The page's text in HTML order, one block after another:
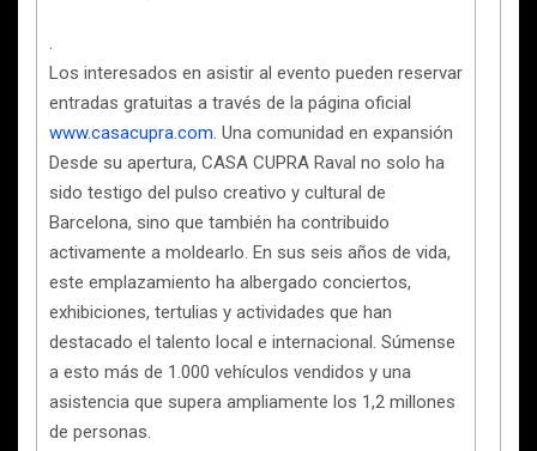
.
Los interesados en asistir al evento pueden reservar
entradas gratuitas a través de la página oficial
www.casacupra.com. Una comunidad en expansión
Desde su apertura, CASA CUPRA Raval no solo ha
sido testigo del pulso creativo y cultural de
Barcelona, sino que también ha contribuido
activamente a moldearlo. En sus seis años de vida,
este emplazamiento ha albergado conciertos,
exhibiciones, tertulias y actividades que han
destacado el talento local e internacional. Súmense
a esto más de 1.000 vehículos vendidos y una
asistencia que supera ampliamente los 1,2 millones
de personas.